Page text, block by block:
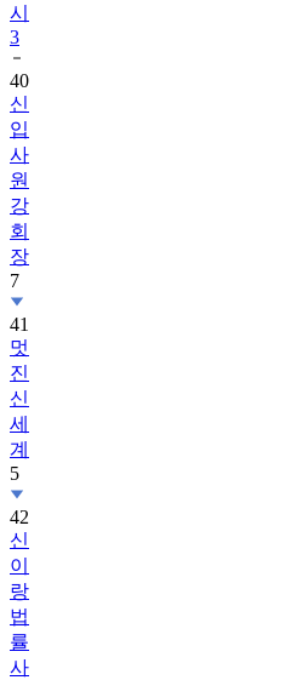
시
3
40
신
입
사
원
강
회
장
7
41
멋
진
신
세
계
5
42
신
이
랑
법
률
사